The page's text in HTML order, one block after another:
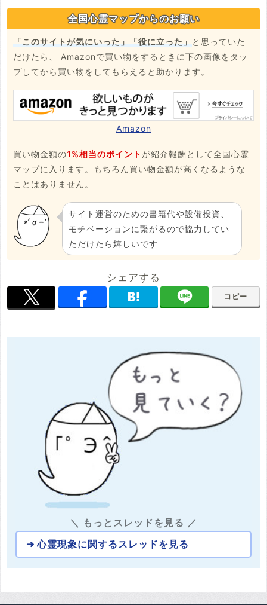
全国心霊マップからのお願い
「このサイトが気にいった」「役に立った」と思っていた
だけたら、 Amazonで買い物をするときに下の画像をタッ
プしてから買い物をしてもらえると助かります。
Amazon
買い物金額の1%相当のポイント が紹介報酬として全国心霊
マップに入ります。もちろん買い物金額が高くなるような
ことはありません。
サイト運営のための書籍代や設備投資、
モチベーションに繋がるので協力してい
ただけたら嬉しいです
シェアする
コピー
＼ もっとスレッドを見る ／
心霊現象に関するスレッドを見る